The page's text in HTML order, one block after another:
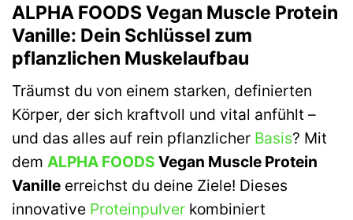
ALPHA FOODS Vegan Muscle Protein
Vanille: Dein Schlüssel zum
pflanzlichen Muskelaufbau
Träumst du von einem starken, definierten
Körper, der sich kraftvoll und vital anfühlt –
und das alles auf rein pflanzlicher Basis? Mit
dem ALPHA FOODS Vegan Muscle Protein
Vanille erreichst du deine Ziele! Dieses
innovative Proteinpulver kombiniert